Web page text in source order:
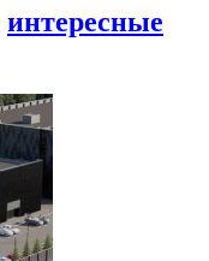
интересные